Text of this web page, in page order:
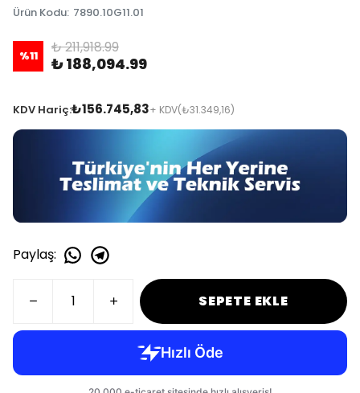
Ürün Kodu: 7890.10G11.01
%11 ₺ 211,918.99
₺ 188,094.99
KDV Hariç:₺156.745,83+ KDV(₺31.349,16)
Paylaş:
SEPETE EKLE